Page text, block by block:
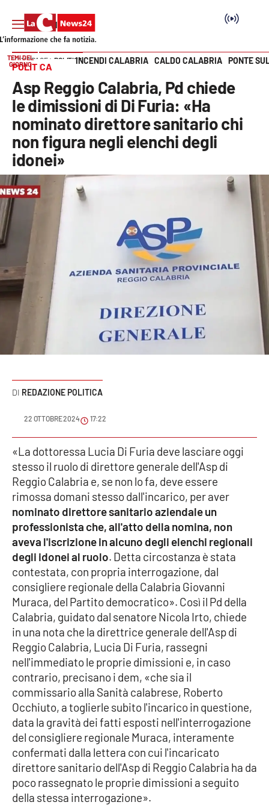
SEZIONI
Cronaca
Politica
Attualità
Economia e lavoro
Italia Mondo
Sanità
Cultura
VIDEO
Ambiente
Cronaca
Cultura
Economia e Lavoro
Politica
Sanità
Società
Sport
RUBRICHE
Good Morning Vietnam
Vai
TEMI DEL
GIORNO
INCENDI CALABRIA CALDO CALABRIA PONTE
HOME PAGE POLITICA
POLITICA
Asp Reggio Calabria, Pd chiede
le dimissioni di Di Furia: «Ha
nominato direttore sanitario chi
non figura negli elenchi degli
idonei»
REDAZIONE POLITICA
22 OTTOBRE 2024 17:22
«La dottoressa Lucia Di Furia deve lasciare oggi
stesso il ruolo di direttore generale dell'Asp di
Reggio Calabria e, se non lo fa, deve essere
rimossa domani stesso dall'incarico, per aver
nominato direttore sanitario aziendale un
professionista che, all'atto della nomina, non
aveva l'iscrizione in alcuno degli elenchi regionali
degli idonei al ruolo. Detta circostanza è stata
contestata, con propria interrogazione, dal
consigliere regionale della Calabria Giovanni
Muraca, del Partito democratico». Così il Pd della
Calabria, guidato dal senatore Nicola Irto, chiede
in una nota che la direttrice generale dell'Asp di
Reggio Calabria, Lucia Di Furia, rassegni
nell'immediato le proprie dimissioni e, in caso
contrario, precisano i dem, «che sia il
commissario alla Sanità calabrese, Roberto
Occhiuto, a toglierle subito l'incarico in questione,
data la gravità dei fatti esposti nell'interrogazione
del consigliere regionale Muraca, interamente
confermati dalla lettera con cui l'incaricato
direttore sanitario dell'Asp di Reggio Calabria ha da
poco rassegnato le proprie dimissioni a seguito
della stessa interrogazione».